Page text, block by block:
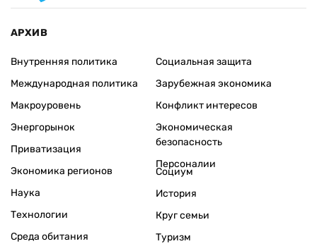
АРХИВ
Внутренняя политика
Международная политика
Макроуровень
Энергорынок
Приватизация
Экономика регионов
Социальная защита
Зарубежная экономика
Конфликт интересов
Экономическая
безопасность
Персоналии
Наука
Технологии
Среда обитания
Социум
История
Круг семьи
Туризм